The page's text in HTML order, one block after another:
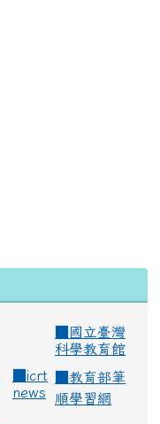
國立臺灣
科學教育館
icrt
news
教育部筆
順學習網